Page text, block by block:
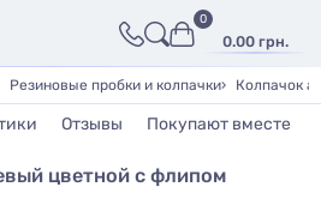
0.00 грн.
0
Резиновые пробки и колпачки Колпачок
Отзывы Покупают вместе
цветной с флипом